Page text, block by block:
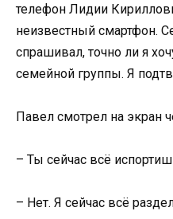
телефон Лидии
неизвестный смартфон.
спрашивал, точно ли я
семейной группы. Я
Павел смотрел на экран
– Ты сейчас всё
– Нет. Я сейчас всё